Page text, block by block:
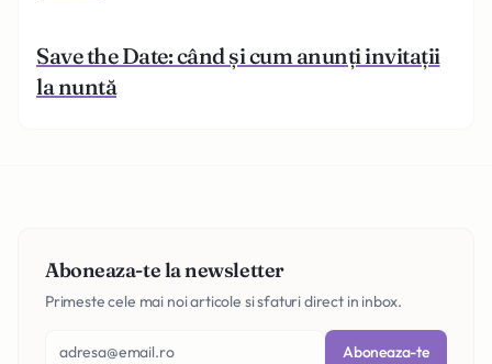
Save the Date: când și cum anunți invitații
la nuntă
Aboneaza-te la newsletter
Primeste cele mai noi articole si sfaturi direct in inbox.
Aboneaza-te